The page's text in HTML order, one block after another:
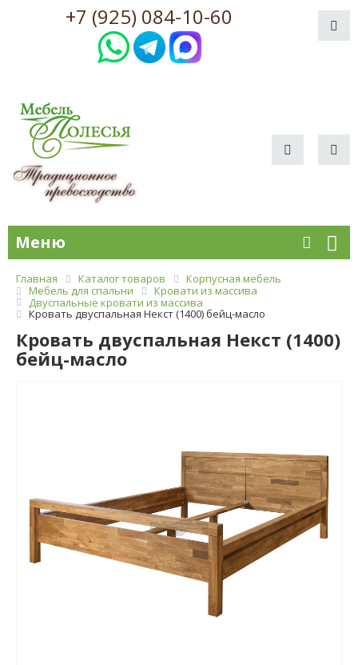
+7 (925) 084-10-60
Меню
Главная Каталог товаров
Корпусная мебель
Мебель для спальни
Кровати из массива
Двуспальные кровати из массива
Кровать двуспальная Некст (1400) бейц-масло
Кровать двуспальная Некст (1400)
бейц-масло